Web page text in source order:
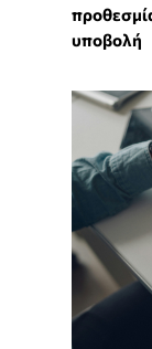
υποβολή